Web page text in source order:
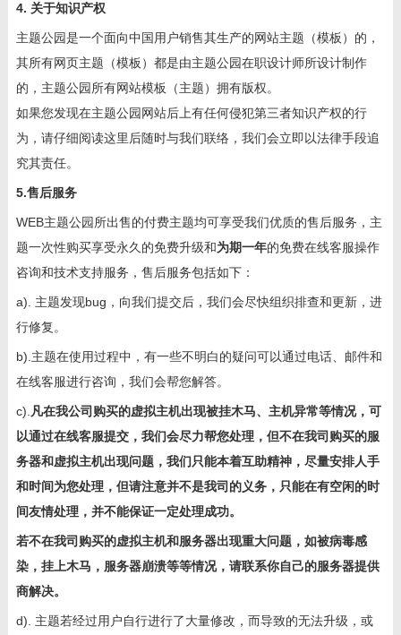
4. 关于知识产权
主题公园是一个面向中国用户销售其生产的网站主题（模板）的，
其所有网页主题（模板）都是由主题公园在职设计师所设计制作
的，主题公园所有网站模板（主题）拥有版权。
如果您发现在主题公园网站后上有任何侵犯第三者知识产权的行
为，请仔细阅读这里后随时与我们联络，我们会立即以法律手段追
究其责任。
5.售后服务
WEB主题公园所出售的付费主题均可享受我们优质的售后服务，主
题一次性购买享受永久的免费升级和为期一年的免费在线客服操作
咨询和技术支持服务，售后服务包括如下：
a). 主题发现bug，向我们提交后，我们会尽快组织排查和更新，进
行修复。
b).主题在使用过程中，有一些不明白的疑问可以通过电话、邮件和
在线客服进行咨询，我们会帮您解答。
c). 凡在我公司购买的虚拟主机出现被挂木马、主机异常等情况，可
以通过在线客服提交，我们会尽力帮您处理，但不在我司购买的服
务器和虚拟主机出现问题，我们只能本着互助精神，尽量安排人手
和时间为您处理，但请注意并不是我司的义务，只能在有空闲的时
间友情处理，并不能保证一定处理成功。
若不在我司购买的虚拟主机和服务器出现重大问题，如被病毒感
染，挂上木马，服务器崩溃等等情况，请联系你自己的服务器提供
商解决。
d). 主题若经过用户自行进行了大量修改，而导致的无法升级，或